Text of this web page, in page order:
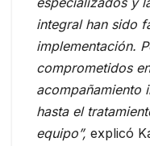
integral han sido
implementación.
comprometidos
acompañamiento
hasta el
equipo”, explicó